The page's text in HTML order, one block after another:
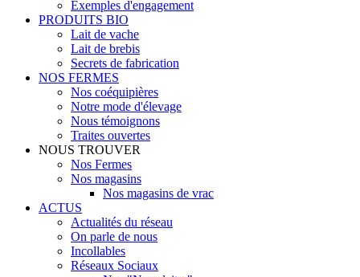
Exemples d'engagement
PRODUITS BIO
Lait de vache
Lait de brebis
Secrets de fabrication
NOS FERMES
Nos coéquipières
Notre mode d'élevage
Nous témoignons
Traites ouvertes
NOUS TROUVER
Nos Fermes
Nos magasins
Nos magasins de vrac
ACTUS
Actualités du réseau
On parle de nous
Incollables
Réseaux Sociaux